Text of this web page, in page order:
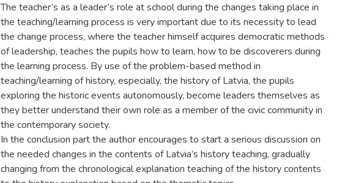
The teacher’s as a leader’s role at school during the changes taking place in
the teaching/learning process is very important due to its necessity to lead
the change process, where the teacher himself acquires democratic methods
of leadership, teaches the pupils how to learn, how to be discoverers during
the learning process. By use of the problem-based method in
teaching/learning of history, especially, the history of Latvia, the pupils
exploring the historic events autonomously, become leaders themselves as
they better understand their own role as a member of the civic community in
the contemporary society.
In the conclusion part the author encourages to start a serious discussion on
the needed changes in the contents of Latvia’s history teaching, gradually
changing from the chronological explanation teaching of the history contents